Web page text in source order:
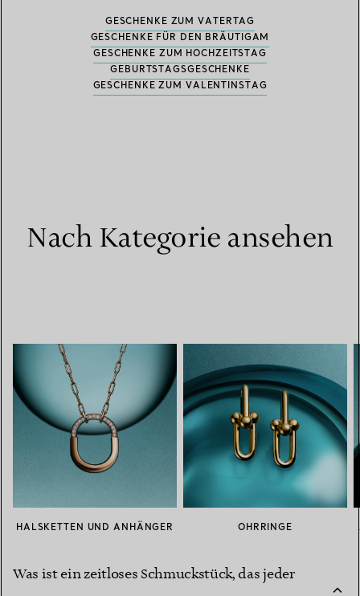
GESCHENKE ZUM VATERTAG
GESCHENKE FÜR DEN BRÄUTIGAM
GESCHENKE ZUM HOCHZEITSTAG
GEBURTSTAGSGESCHENKE
GESCHENKE ZUM VALENTINSTAG
Nach Kategorie ansehen
HALSKETTEN UND ANHÄNGER OHRRINGE
Was ist ein zeitloses Schmuckstück, das jeder